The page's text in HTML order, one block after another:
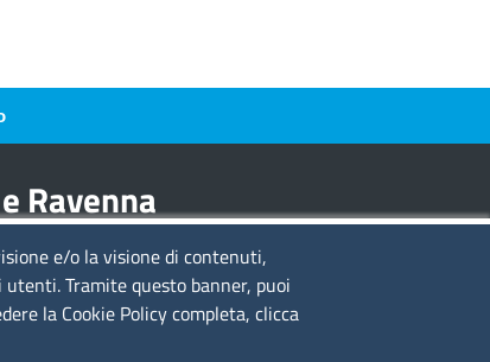
Ravenna
su
e/o la visione di contenuti,
Tramite questo banner, puoi
la Cookie Policy completa, clicca